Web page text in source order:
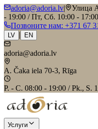
adoria@adoria.lv| Улица
- 19:00 / Пт, Сб. 10:00 - 17:00
Позвоните нам: +371 67
LV | EN
adoria@adoria.lv
A. Čaka iela 70-3, Rīga
P. - C. 08:00 - 19:00 / Pk., S.
Услуги